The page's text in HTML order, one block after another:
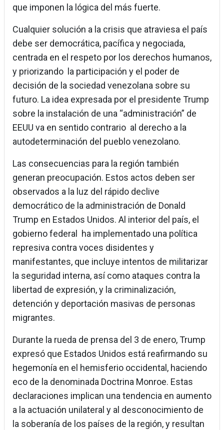
que imponen la lógica del más fuerte.
Cualquier solución a la crisis que atraviesa el país
debe ser democrática, pacífica y negociada,
centrada en el respeto por los derechos humanos,
y priorizando la participación y el poder de
decisión de la sociedad venezolana sobre su
futuro. La idea expresada por el presidente Trump
sobre la instalación de una “administración” de
EEUU va en sentido contrario al derecho a la
autodeterminación del pueblo venezolano.
Las consecuencias para la región también
generan preocupación. Estos actos deben ser
observados a la luz del rápido declive
democrático de la administración de Donald
Trump en Estados Unidos. Al interior del país, el
gobierno federal ha implementado una política
represiva contra voces disidentes y
manifestantes, que incluye intentos de militarizar
la seguridad interna, así como ataques contra la
libertad de expresión, y la criminalización,
detención y deportación masivas de personas
migrantes.
Durante la rueda de prensa del 3 de enero, Trump
expresó que Estados Unidos está reafirmando su
hegemonía en el hemisferio occidental, haciendo
eco de la denominada Doctrina Monroe. Estas
declaraciones implican una tendencia en aumento
a la actuación unilateral y al desconocimiento de
la soberanía de los países de la región, y resultan